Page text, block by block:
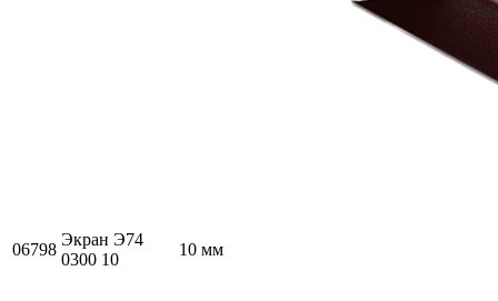
06798
Экран Э74
0300 10
10 мм